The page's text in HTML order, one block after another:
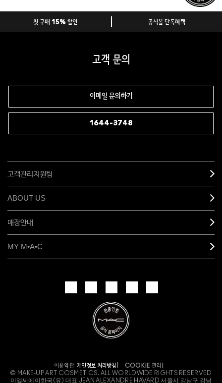
첫 구매 15% 할인 공식몰 단독혜택
고객 문의
이메일 문의하기
1644-3748
고객관리지원팀
ABOUT US
매장안내
MY M•A•C
이용약관 개인정보 처리방침
COOKIE 관리
© MAKE-UP ART COSMETICS. ALL WORLDWIDE RIGHTS RESERVED
이엘씨에이한국(유) 대표 JEAN ALEXANDRE HAVARD 서울시 강남구 강남